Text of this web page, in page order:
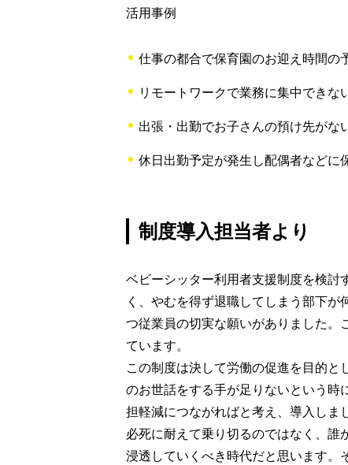
活用事例
仕事の都合で保育園のお迎え時間の
リモートワークで業務に集中できな
出張・出勤でお子さんの預け先がな
休日出勤予定が発生し配偶者などに
制度導入担当者より
ベビーシッター利用者支援制度を検討
く、やむを得ず退職してしまう部下
つ従業員の切実な願いがありました。
ています。
この制度は決して労働の促進を目的
のお世話をする手が足りないという時
担軽減につながればと考え、導入しま
必死に耐えて乗り切るのではなく、
浸透していくべき時代だと思います。